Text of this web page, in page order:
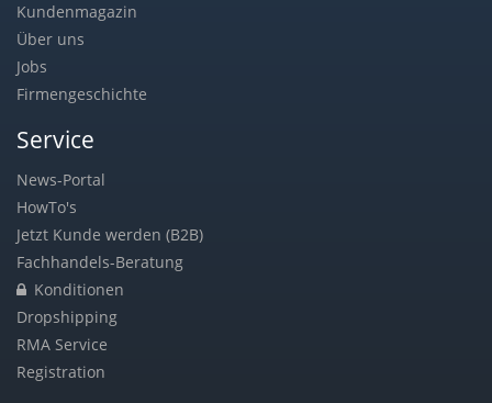
Kundenmagazin
Über uns
Jobs
Firmengeschichte
Service
News-Portal
HowTo's
Jetzt Kunde werden (B2B)
Fachhandels-Beratung
Konditionen
Dropshipping
RMA Service
Registration